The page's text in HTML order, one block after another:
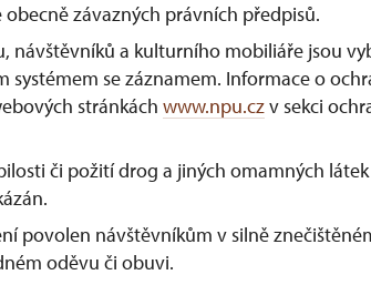
závazných právních předpisů.
návštěvníků a kulturního mobiliáře jsou
se záznamem. Informace o
stránkách www.npu.czv sekci
či požití drog a jiných omamných
povolen návštěvníkům v silně
oděvu či obuvi.